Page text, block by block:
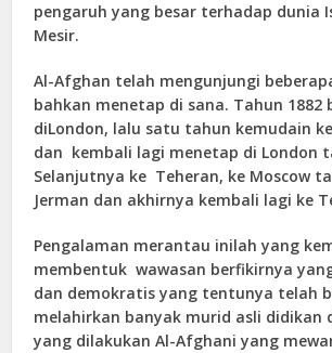
pengaruh yang besar terhadap dunia
Mesir.
Al-Afghan telah mengunjungi
bahkan menetap di sana. Tahun 1882
diLondon, lalu satu tahun kemudain
dan kembali lagi menetap di London
Selanjutnya ke Teheran, ke Moscow
Jerman dan akhirnya kembali lagi ke
Pengalaman merantau inilah yang
membentuk wawasan berfikirnya
dan demokratis yang tentunya telah
melahirkan banyak murid asli didikan
yang dilakukan Al-Afghani yang